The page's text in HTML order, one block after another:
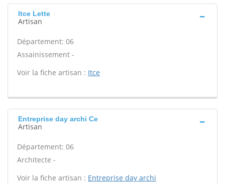
Itce Lette
Artisan
Département: 06
Assainissement -
Voir la fiche artisan : Itce
Entreprise day archi Ce
Artisan
Département: 06
Architecte -
Voir la fiche artisan : Entreprise day archi